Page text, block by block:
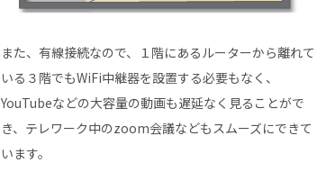
また、有線接続なので、１階にあるルーターから離れて
いる３階でもWiFi中継器を設置する必要もなく、
YouTubeなどの大容量の動画も遅延なく見ることがで
き、テレワーク中のzoom会議などもスムーズにできて
います。